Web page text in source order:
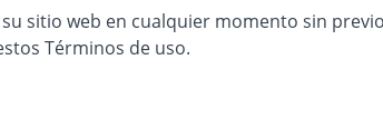
sitio web en cualquier momento sin
Términos de uso.